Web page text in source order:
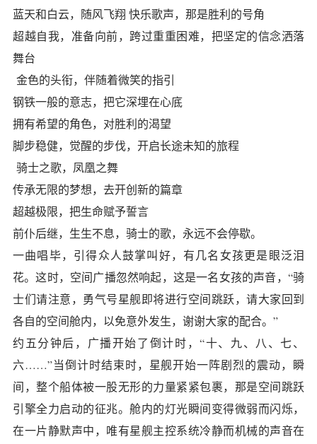
蓝天和白云，随风飞翔 快乐歌声，那是胜利的号角
超越自我，准备向前，跨过重重困难，把坚定的信念洒落
舞台
金色的头衔，伴随着微笑的指引
钢铁一般的意志，把它深埋在心底
拥有希望的角色，对胜利的渴望
脚步稳健，觉醒的步伐，开启长途未知的旅程
骑士之歌，凤凰之舞
传承无限的梦想，去开创新的篇章
超越极限，把生命赋予誓言
前仆后继，生生不息，骑士的歌，永远不会停歇。
一曲唱毕，引得众人鼓掌叫好，有几名女孩更是眼泛泪
花。这时，空间广播忽然响起，这是一名女孩的声音，“骑
士们请注意，勇气号星舰即将进行空间跳跃，请大家回到
各自的空间舱内，以免意外发生，谢谢大家的配合。”
约五分钟后，广播开始了倒计时，“十、九、八、七、
六……”当倒计时结束时，星舰开始一阵剧烈的震动，瞬
间，整个船体被一股无形的力量紧紧包裹，那是空间跳跃
引擎全力启动的征兆。舱内的灯光瞬间变得微弱而闪烁，
在一片静默声中，唯有星舰主控系统冷静而机械的声音在